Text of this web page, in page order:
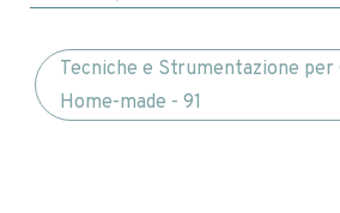
Tecniche e Strumentazione per
Home-made - 91